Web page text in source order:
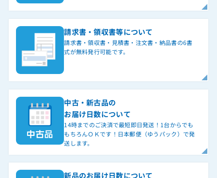
請求書・領収書等について
請求書・領収書・見積書・注文書・納品書の6書
式が無料発行可能です。
中古・新古品の
お届け日数について
14時までのご決済で最短即日発送！1台からでも
もちろんＯＫです！日本郵便（ゆうパック）で発
送します。
新品のお届け日数について